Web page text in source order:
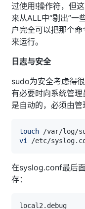
过使用!操作符，但
来从ALL中“剔出”一
户完全可以把那个
来运行。
日志与安全
sudo为安全考虑得
有必要时向系统管
是自动的，必须由管
touch
vi
在syslog.conf最后
存：